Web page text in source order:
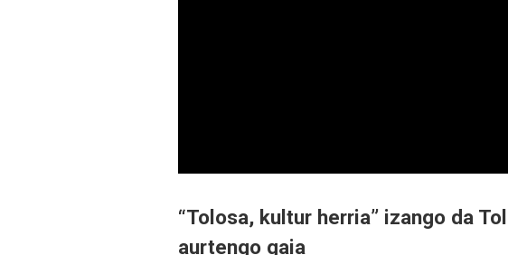
“Tolosa, kultur herria” izango da
aurtengo gaia